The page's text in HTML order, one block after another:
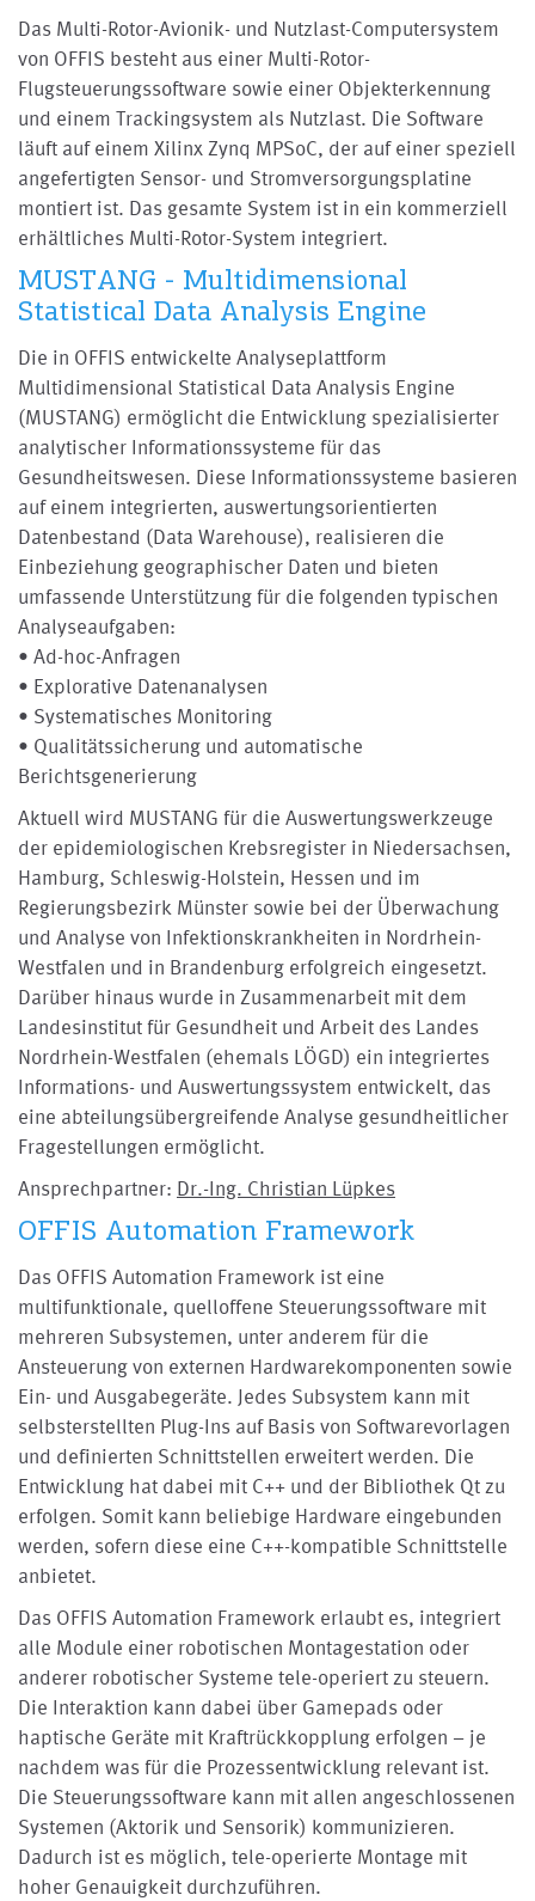
Das Multi-Rotor-Avionik- und Nutzlast-Computersystem
von OFFIS besteht aus einer Multi-Rotor-
Flugsteuerungssoftware sowie einer Objekterkennung
und einem Trackingsystem als Nutzlast. Die Software
läuft auf einem Xilinx Zynq MPSoC, der auf einer speziell
angefertigten Sensor- und Stromversorgungsplatine
montiert ist. Das gesamte System ist in ein kommerziell
erhältliches Multi-Rotor-System integriert.
MUSTANG - Multidimensional
Statistical Data Analysis Engine
Die in OFFIS entwickelte Analyseplattform
Multidimensional Statistical Data Analysis Engine
(MUSTANG) ermöglicht die Entwicklung spezialisierter
analytischer Informationssysteme für das
Gesundheitswesen. Diese Informationssysteme basieren
auf einem integrierten, auswertungsorientierten
Datenbestand (Data Warehouse), realisieren die
Einbeziehung geographischer Daten und bieten
umfassende Unterstützung für die folgenden typischen
Analyseaufgaben:
• Ad-hoc-Anfragen
• Explorative Datenanalysen
• Systematisches Monitoring
• Qualitätssicherung und automatische
Berichtsgenerierung
Aktuell wird MUSTANG für die Auswertungswerkzeuge
der epidemiologischen Krebsregister in Niedersachsen,
Hamburg, Schleswig-Holstein, Hessen und im
Regierungsbezirk Münster sowie bei der Überwachung
und Analyse von Infektionskrankheiten in Nordrhein-
Westfalen und in Brandenburg erfolgreich eingesetzt.
Darüber hinaus wurde in Zusammenarbeit mit dem
Landesinstitut für Gesundheit und Arbeit des Landes
Nordrhein-Westfalen (ehemals LÖGD) ein integriertes
Informations- und Auswertungssystem entwickelt, das
eine abteilungsübergreifende Analyse gesundheitlicher
Fragestellungen ermöglicht.
Ansprechpartner: Dr.-Ing. Christian Lüpkes
OFFIS Automation Framework
Das OFFIS Automation Framework ist eine
multifunktionale, quelloffene Steuerungssoftware mit
mehreren Subsystemen, unter anderem für die
Ansteuerung von externen Hardwarekomponenten sowie
Ein- und Ausgabegeräte. Jedes Subsystem kann mit
selbsterstellten Plug-Ins auf Basis von Softwarevorlagen
und definierten Schnittstellen erweitert werden. Die
Entwicklung hat dabei mit C++ und der Bibliothek Qt zu
erfolgen. Somit kann beliebige Hardware eingebunden
werden, sofern diese eine C++-kompatible Schnittstelle
anbietet.
Das OFFIS Automation Framework erlaubt es, integriert
alle Module einer robotischen Montagestation oder
anderer robotischer Systeme tele-operiert zu steuern.
Die Interaktion kann dabei über Gamepads oder
haptische Geräte mit Kraftrückkopplung erfolgen – je
nachdem was für die Prozessentwicklung relevant ist.
Die Steuerungssoftware kann mit allen angeschlossenen
Systemen (Aktorik und Sensorik) kommunizieren.
Dadurch ist es möglich, tele-operierte Montage mit
hoher Genauigkeit durchzuführen.